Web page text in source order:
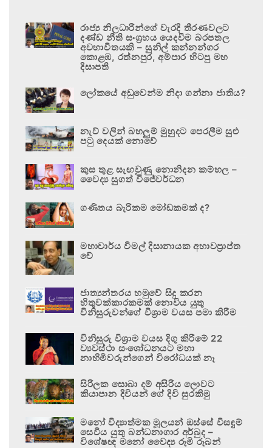
රාජ්‍ය නිලධාරීන්ගේ වැරදි තීරණවලට
දණ්ඩ නීති සංග්‍රහය යෙදවීම බරපතල
අවභාවිතයකි – සුනිල් කන්නන්ගර
කොළඹ, රත්නපුර, අම්පාර හිටපු මහ
දිසාපති
ලෝකයේ අඩුවෙන්ම නිදා ගන්නා ජාතිය?
නැව් වලින් බහලුම් මුහුදට පෙරලීම සුළු
පටු දෙයක් නොවේ
කුස තුළ සැඟවුණු නොනිදන කම්හල –
වෛද්‍ය සුගත් විජේවර්ධන
ගණිතය බැරිකම මෝඩකමක් ද?
මහාචාර්ය විමල් දිසානායක අභාවප්‍රාප්ත
වේ
ජාත්‍යන්තරය හමුවේ සිදු කරන
හිතුවක්කාරකමක් නොවිය යුතු
විනිසුරුවන්ගේ විශ්‍රාම වයස පමා කිරීම
විනිසුරු විශ්‍රාම වයස දිගු කිරීමේ 22
ව්‍යවස්ථා සංශෝධනයට මහා
නාහිමිවරුන්ගෙන් විරෝධයක් නෑ
සිරිලක සොබා දම් අසිරිය ලොවට
කියාපාන දිවියන් ගේ දිවි සුරකිමු
මනෝ විද්‍යාත්මක මූලයන් ඔස්සේ විසඳුම්
සෙවිය යුතු බන්ධනාගාර අර්බුද –
විශේෂඥ මනෝ වෛද්‍ය රූමි රූබන්